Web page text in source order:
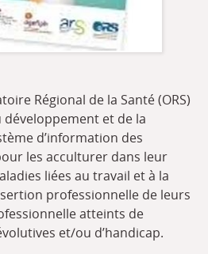
Régional de la Santé (ORS)
développement et de la
d’information des
les acculturer dans leur
liées au travail et à la
professionnelle de leurs
atteints de
et/ou d’handicap.